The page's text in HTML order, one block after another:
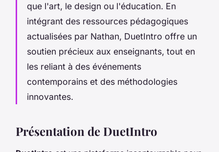
que l'art, le design ou l'éducation. En
intégrant des ressources pédagogiques
actualisées par Nathan, DuetIntro offre un
soutien précieux aux enseignants, tout en
les reliant à des événements
contemporains et des méthodologies
innovantes.
Présentation de DuetIntro